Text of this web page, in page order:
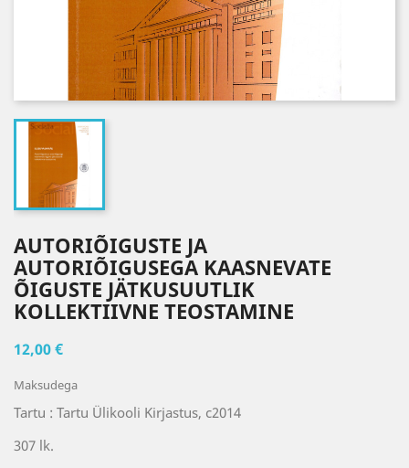
AUTORIÕIGUSTE JA
AUTORIÕIGUSEGA KAASNEVATE
ÕIGUSTE JÄTKUSUUTLIK
KOLLEKTIIVNE TEOSTAMINE
12,00 €
Maksudega
Tartu : Tartu Ülikooli Kirjastus, c2014
307 lk.